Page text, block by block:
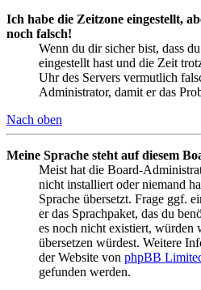
Ich habe die Zeitzone eingestellt,
noch falsch!
Wenn du dir sicher bist, dass
eingestellt hast und die Zeit
Uhr des Servers vermutlich
Administrator, damit er das
Nach oben
Meine Sprache steht auf diesem
Meist hat die Board-
nicht installiert oder niemand
Sprache übersetzt. Frage ggf.
er das Sprachpaket, das du
es noch nicht existiert, würden
übersetzen würdest. Weitere
der Website von phpBB
gefunden werden.